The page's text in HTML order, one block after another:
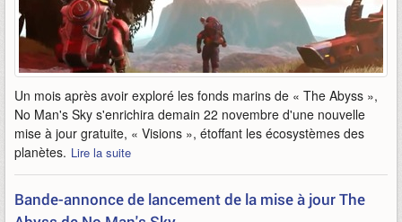
Un mois après avoir exploré les fonds marins de « The Abyss »,
No Man's Sky s'enrichira demain 22 novembre d'une nouvelle
mise à jour gratuite, « Visions », étoffant les écosystèmes des
planètes. Lire la suite
Bande-annonce de lancement de la mise à jour The